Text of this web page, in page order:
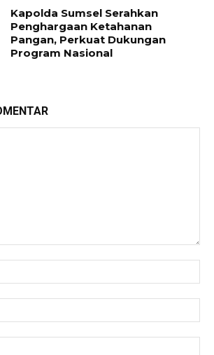
Kapolda Sumsel Serahkan
Penghargaan Ketahanan
Pangan, Perkuat Dukungan
Program Nasional